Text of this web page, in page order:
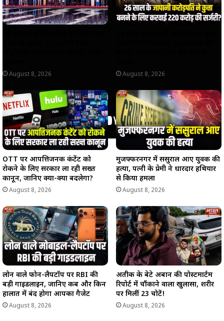
August 8, 2026 August 8, 2026
OTT पर आपत्तिजनक कंटेंट को
रोकने के लिए सरकार ला रही सख्त
कानून, जानिए क्या-क्या बदलेगा?
August 8, 2026
मुजफ्फरनगर में ससुराल आए युवक की
हत्या, पत्नी के प्रेमी ने धारदार हथियार
से किया हमला
August 8, 2026
लोन वाले फोन-लैपटॉप पर RBI की
बड़ी गाइडलाइन, जानिए कब और किन
हालात में बंद होगा आपका गैजेट
August 8, 2026
अतीक के बेटे अबान की पोस्टमार्टम
रिपोर्ट में चौंकाने वाला खुलासा, शरीर
पर मिलीं 23 चोटें!
August 8, 2026